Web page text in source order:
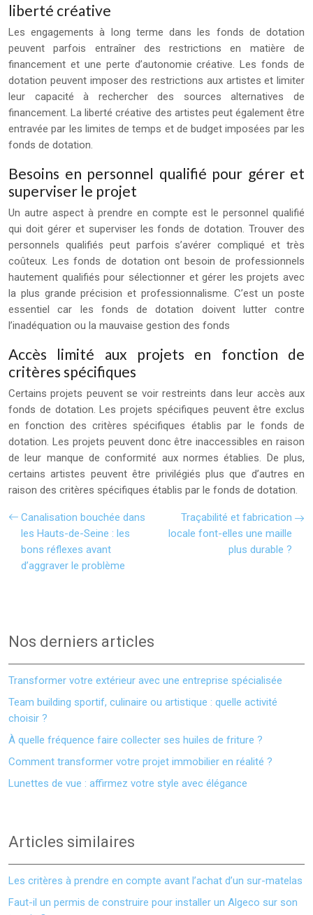
liberté créative
Les engagements à long terme dans les fonds de dotation
peuvent parfois entraîner des restrictions en matière de
financement et une perte d’autonomie créative. Les fonds de
dotation peuvent imposer des restrictions aux artistes et limiter
leur capacité à rechercher des sources alternatives de
financement. La liberté créative des artistes peut également être
entravée par les limites de temps et de budget imposées par les
fonds de dotation.
Besoins en personnel qualifié pour gérer et
superviser le projet
Un autre aspect à prendre en compte est le personnel qualifié
qui doit gérer et superviser les fonds de dotation. Trouver des
personnels qualifiés peut parfois s’avérer compliqué et très
coûteux. Les fonds de dotation ont besoin de professionnels
hautement qualifiés pour sélectionner et gérer les projets avec
la plus grande précision et professionnalisme. C’est un poste
essentiel car les fonds de dotation doivent lutter contre
l’inadéquation ou la mauvaise gestion des fonds
Accès limité aux projets en fonction de
critères spécifiques
Certains projets peuvent se voir restreints dans leur accès aux
fonds de dotation. Les projets spécifiques peuvent être exclus
en fonction des critères spécifiques établis par le fonds de
dotation. Les projets peuvent donc être inaccessibles en raison
de leur manque de conformité aux normes établies. De plus,
certains artistes peuvent être privilégiés plus que d’autres en
raison des critères spécifiques établis par le fonds de dotation.
Canalisation bouchée dans
les Hauts-de-Seine : les
bons réflexes avant
d’aggraver le problème
Traçabilité et fabrication
locale font-elles une maille
plus durable ?
Nos derniers articles
Transformer votre extérieur avec une entreprise spécialisée
Team building sportif, culinaire ou artistique : quelle activité
choisir ?
À quelle fréquence faire collecter ses huiles de friture ?
Comment transformer votre projet immobilier en réalité ?
Lunettes de vue : affirmez votre style avec élégance
Articles similaires
Les critères à prendre en compte avant l’achat d’un sur-matelas
Faut-il un permis de construire pour installer un Algeco sur son